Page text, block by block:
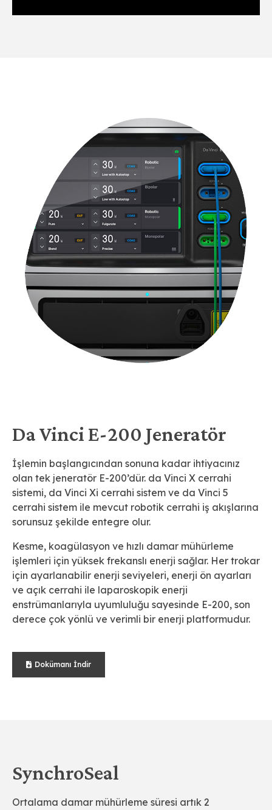
Da Vinci E-200 Jeneratör
İşlemin başlangıcından sonuna kadar ihtiyacınız
olan tek jeneratör E-200’dür. da Vinci X cerrahi
sistemi, da Vinci Xi cerrahi sistem ve da Vinci 5
cerrahi sistem ile mevcut robotik cerrahi iş akışlarına
sorunsuz şekilde entegre olur.
Kesme, koagülasyon ve hızlı damar mühürleme
işlemleri için yüksek frekanslı enerji sağlar. Her trokar
için ayarlanabilir enerji seviyeleri, enerji ön ayarları
ve açık cerrahi ile laparoskopik enerji
enstrümanlarıyla uyumluluğu sayesinde E-200, son
derece çok yönlü ve verimli bir enerji platformudur.
Dokümanı İndir
SynchroSeal
Ortalama damar mühürleme süresi artık 2